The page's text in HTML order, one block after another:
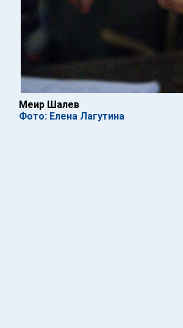
Меир Шалев
Фото: Елена Лагутина